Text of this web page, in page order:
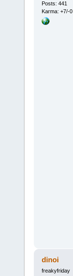
Posts: 441
Karma: +7/-0
dinoi
freakyfriday